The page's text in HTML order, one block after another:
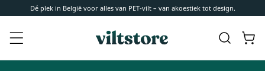
naar de
Dé plek in België voor alles van PET-vilt – van akoestiek tot design.